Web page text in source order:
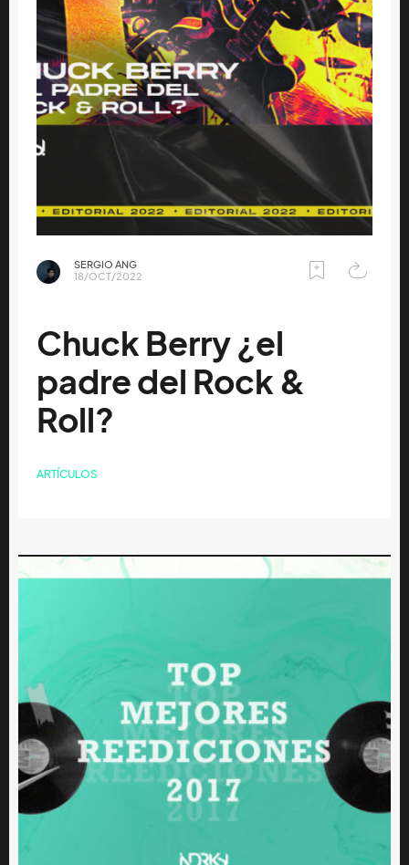
SERGIO ANG
18/OCT/2022
Chuck Berry ¿el
padre del Rock &
Roll?
ARTÍCULOS